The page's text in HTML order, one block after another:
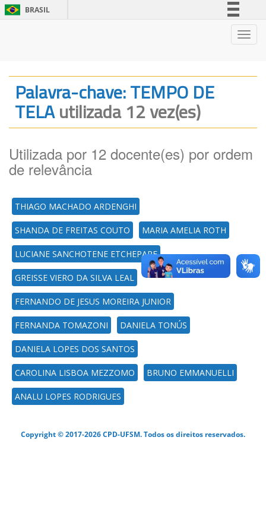
BRASIL
Legislação
Canais
Palavra-chave: TEMPO DE
TELAutilizada 12 vez(es)
Utilizada por 12 docente(es) por ordem
de relevância
THIAGO MACHADO ARDENGHI
SHANDA DE FREITAS COUTO MARIA AMELIA ROTH
LUCIANE SANCHOTENE ETCHEPARE
GREISSE VIERO DA SILVA LEAL
FERNANDO DE JESUS MOREIRA JUNIOR
FERNANDA TOMAZONI DANIELA TONÚS
DANIELA LOPES DOS SANTOS
CAROLINA LISBOA MEZZOMO BRUNO EMMANUELLI
ANALU LOPES RODRIGUES
Copyright © 2017-2026 CPD-UFSM. Todos os direitos reservados.